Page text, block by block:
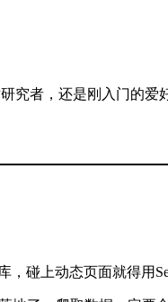
究者，还是刚入门的爱
碰上动态页面就得用